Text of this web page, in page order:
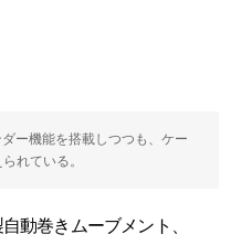
ー機能を搭載しつつも、ケー
れている。
動巻きムーブメント、